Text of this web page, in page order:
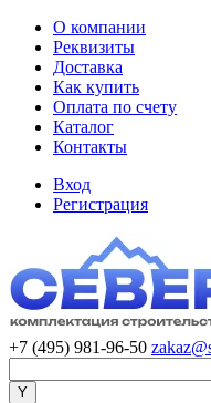
О компании
Реквизиты
Доставка
Как купить
Оплата по счету
Каталог
Контакты
Вход
Регистрация
+7 (495) 981-96-50